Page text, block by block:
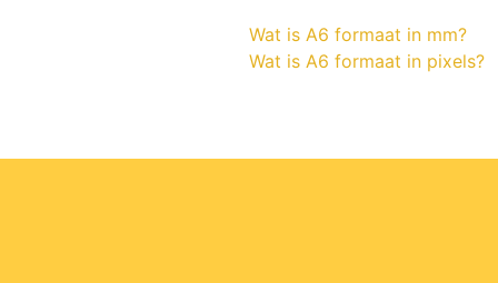
Wat is A6 formaat in mm?
Wat is A6 formaat in pixels?